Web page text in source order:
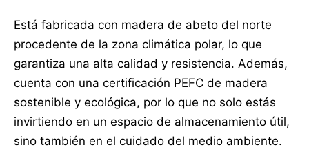
Está fabricada con madera de abeto del norte
procedente de la zona climática polar, lo que
garantiza una alta calidad y resistencia. Además,
cuenta con una certificación PEFC de madera
sostenible y ecológica, por lo que no solo estás
invirtiendo en un espacio de almacenamiento útil,
sino también en el cuidado del medio ambiente.